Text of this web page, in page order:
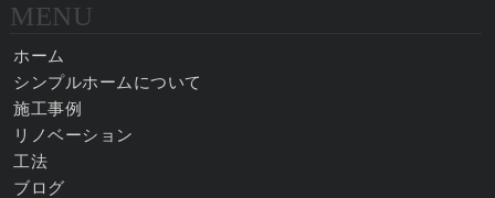
MENU
ホーム
シンプルホームについて
施工事例
リノベーション
工法
ブログ